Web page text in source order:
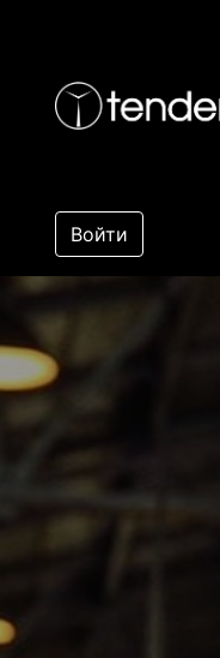
Войти